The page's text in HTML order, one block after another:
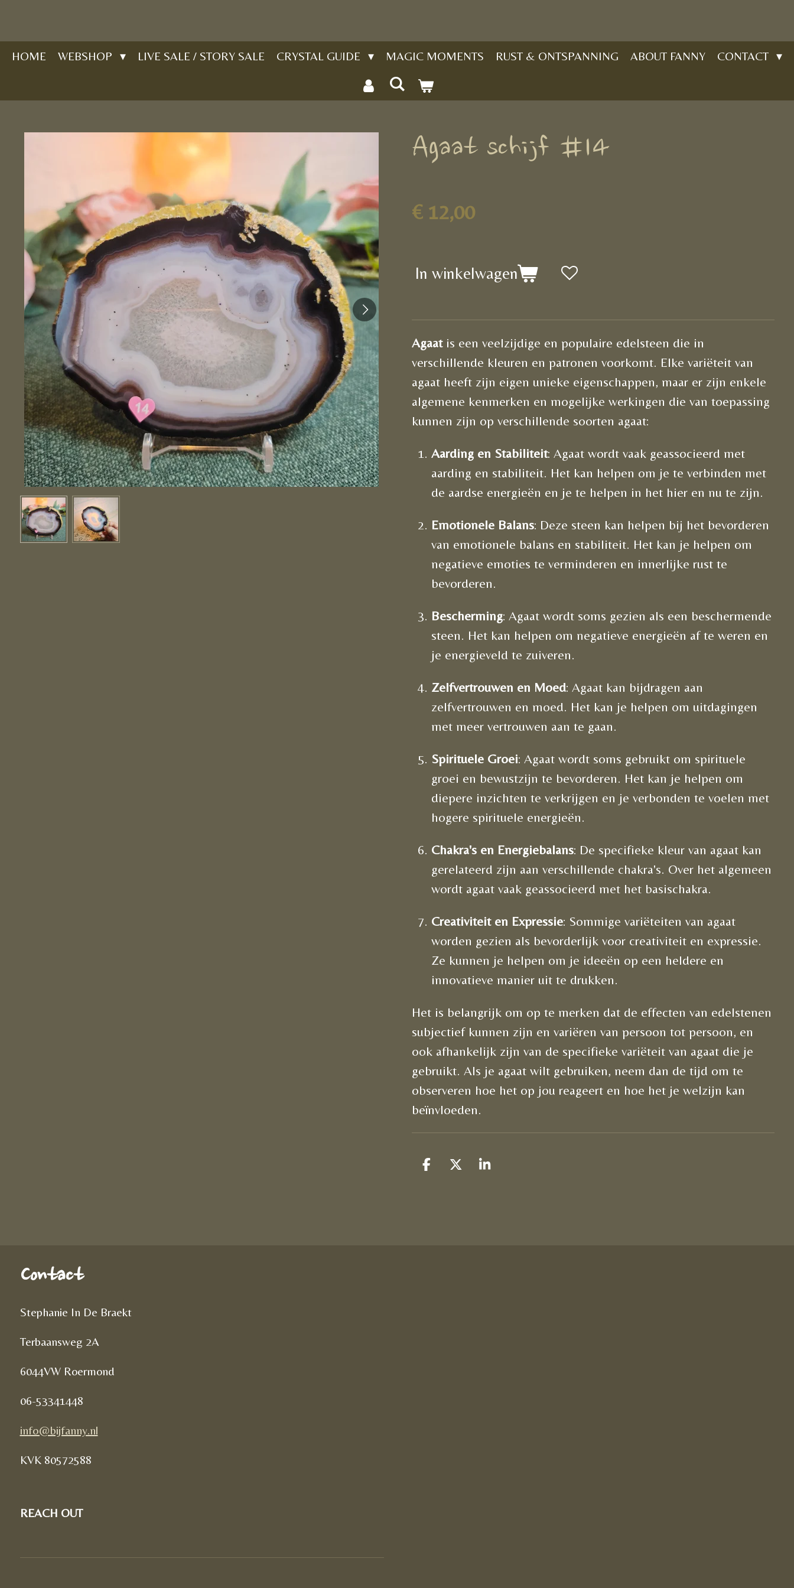
naar
HOME WEBSHOP LIVE SALE / STORY SALE CRYSTAL GUIDE MAGIC MOMENTS RUST & ONTSPANNING ABOUT FANNY CONTACT
Agaat schijf #14
€ 12,00
In winkelwagen
Agaatis een veelzijdige en populaire edelsteen die in
verschillende kleuren en patronen voorkomt. Elke variëteit van
agaat heeft zijn eigen unieke eigenschappen, maar er zijn enkele
algemene kenmerken en mogelijke werkingen die van toepassing
kunnen zijn op verschillende soorten agaat:
Aarding en Stabiliteit: Agaat wordt vaak geassocieerd met
aarding en stabiliteit. Het kan helpen om je te verbinden met
de aardse energieën en je te helpen in het hier en nu te zijn.
Emotionele Balans: Deze steen kan helpen bij het bevorderen
van emotionele balans en stabiliteit. Het kan je helpen om
negatieve emoties te verminderen en innerlijke rust te
bevorderen.
Bescherming: Agaat wordt soms gezien als een beschermende
steen. Het kan helpen om negatieve energieën af te weren en
je energieveld te zuiveren.
Zelfvertrouwen en Moed: Agaat kan bijdragen aan
zelfvertrouwen en moed. Het kan je helpen om uitdagingen
met meer vertrouwen aan te gaan.
Spirituele Groei: Agaat wordt soms gebruikt om spirituele
groei en bewustzijn te bevorderen. Het kan je helpen om
diepere inzichten te verkrijgen en je verbonden te voelen met
hogere spirituele energieën.
Chakra's en Energiebalans: De specifieke kleur van agaat kan
gerelateerd zijn aan verschillende chakra's. Over het algemeen
wordt agaat vaak geassocieerd met het basischakra.
Creativiteit en Expressie: Sommige variëteiten van agaat
worden gezien als bevorderlijk voor creativiteit en expressie.
Ze kunnen je helpen om je ideeën op een heldere en
innovatieve manier uit te drukken.
Het is belangrijk om op te merken dat de effecten van edelstenen
subjectief kunnen zijn en variëren van persoon tot persoon, en
ook afhankelijk zijn van de specifieke variëteit van agaat die je
gebruikt. Als je agaat wilt gebruiken, neem dan de tijd om te
observeren hoe het op jou reageert en hoe het je welzijn kan
beïnvloeden.
D
D
S
Contact
Stephanie In De Braekt
Terbaansweg 2A
6044VW Roermond
06-53341448
info@bijfanny.nl
KVK 80572588
REACH OUT